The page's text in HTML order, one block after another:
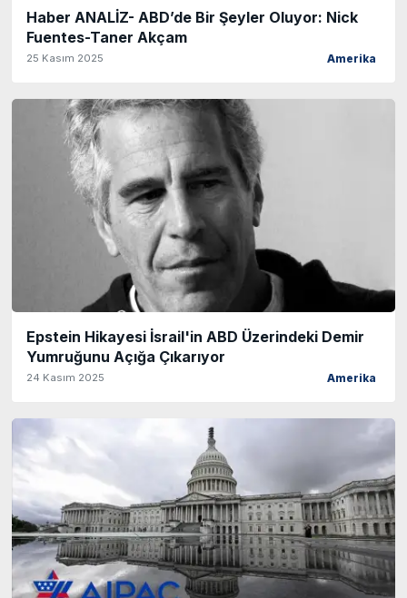
Haber ANALİZ- ABD’de Bir Şeyler Oluyor: Nick
Fuentes-Taner Akçam
25 Kasım 2025 Amerika
Epstein Hikayesi İsrail'in ABD Üzerindeki Demir
Yumruğunu Açığa Çıkarıyor
24 Kasım 2025 Amerika